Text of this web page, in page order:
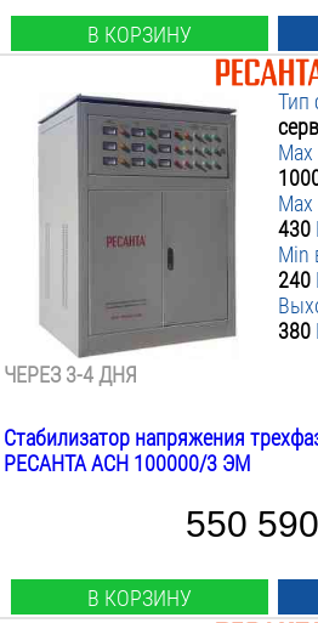
В КОРЗИНУ
Тип
430
Min
240
380
ЧЕРЕЗ 3-4 ДНЯ
Стабилизатор напряжения
РЕСАНТА АСН 100000/3 ЭМ
550
В КОРЗИНУ